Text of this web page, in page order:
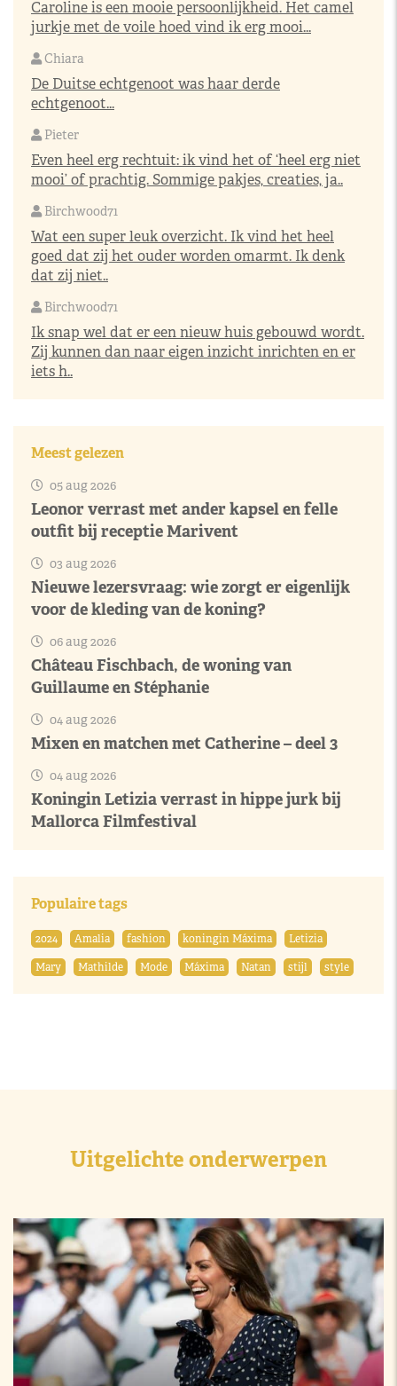
Caroline is een mooie persoonlijkheid. Het camel
jurkje met de voile hoed vind ik erg mooi...
Chiara
De Duitse echtgenoot was haar derde
echtgenoot...
Pieter
Even heel erg rechtuit: ik vind het of ‘heel erg niet
mooi’ of prachtig. Sommige pakjes, creaties, ja..
Birchwood71
Wat een super leuk overzicht. Ik vind het heel
goed dat zij het ouder worden omarmt. Ik denk
dat zij niet..
Birchwood71
Ik snap wel dat er een nieuw huis gebouwd wordt.
Zij kunnen dan naar eigen inzicht inrichten en er
iets h..
Meest gelezen
05 aug 2026
Leonor verrast met ander kapsel en felle
outfit bij receptie Marivent
03 aug 2026
Nieuwe lezersvraag: wie zorgt er eigenlijk
voor de kleding van de koning?
06 aug 2026
Château Fischbach, de woning van
Guillaume en Stéphanie
04 aug 2026
Mixen en matchen met Catherine – deel 3
04 aug 2026
Koningin Letizia verrast in hippe jurk bij
Mallorca Filmfestival
Populaire tags
2024 Amalia fashion koningin Máxima
Letizia
Mary
Mathilde Mode Máxima Natan stijl style
Uitgelichte onderwerpen